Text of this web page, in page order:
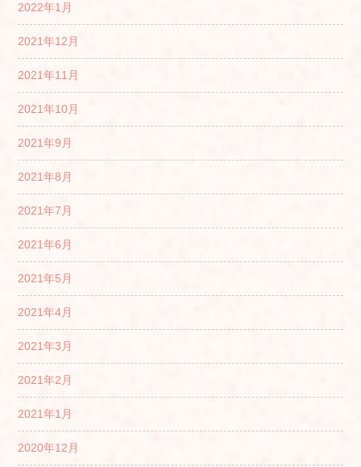
2022年1月
2021年12月
2021年11月
2021年10月
2021年9月
2021年8月
2021年7月
2021年6月
2021年5月
2021年4月
2021年3月
2021年2月
2021年1月
2020年12月